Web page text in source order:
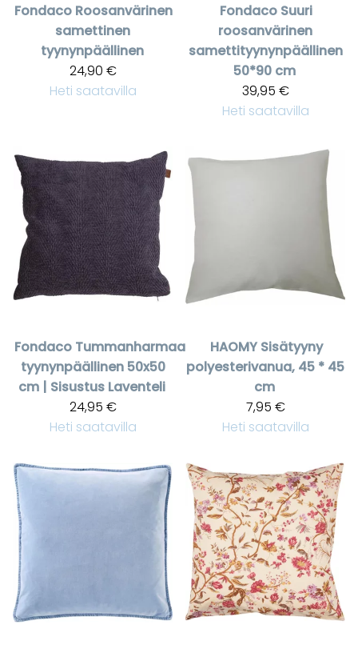
Fondaco Roosanvärinen
samettinen
tyynynpäällinen
24,90 €
Heti saatavilla
Fondaco Suuri
roosanvärinen
samettityynynpäällinen
50*90 cm
39,95 €
Heti saatavilla
Fondaco Tummanharmaa
tyynynpäällinen 50x50
cm | Sisustus Laventeli
24,95 €
Heti saatavilla
HAOMY Sisätyyny
polyesterivanua, 45 * 45
cm
7,95 €
Heti saatavilla